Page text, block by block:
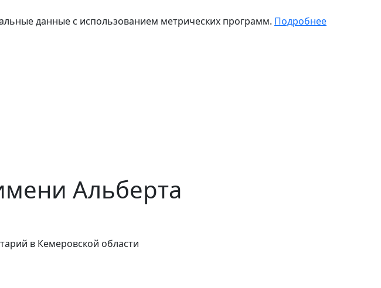
данные с использованием метрических программ. Подробнее
Альберта
в Кемеровской области